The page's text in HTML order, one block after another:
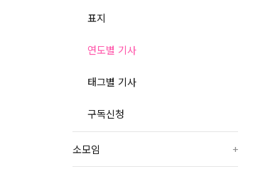
표지
연도별 기사
태그별 기사
구독신청
소모임 +